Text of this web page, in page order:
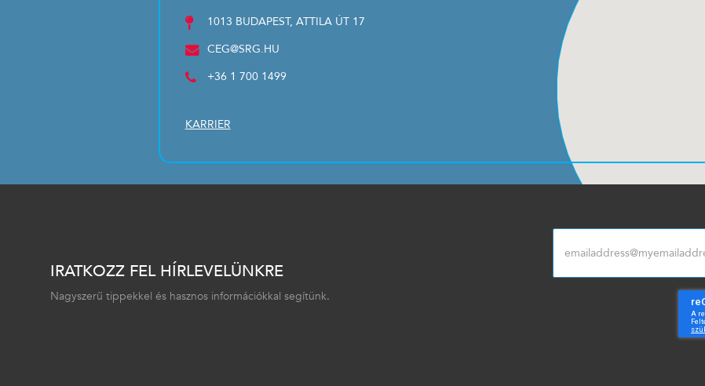
1013 BUDAPEST, ATTILA ÚT 17
CEG@SRG.HU
+36 1 700 1499
KARRIER
IRATKOZZ FEL HÍRLEVELÜNKRE
Nagyszerű tippekkel és hasznos információkkal segítünk.